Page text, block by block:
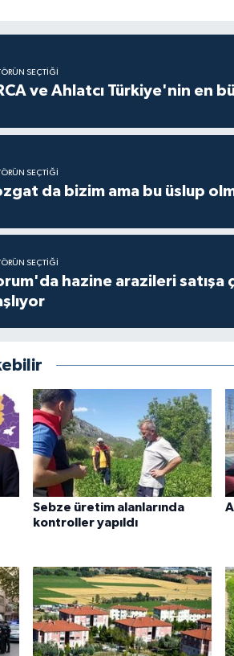
SEÇTIĞI
ve Ahlatcı Türkiye'nin en
SEÇTIĞI
da bizim ama bu üslup
SEÇTIĞI
hazine arazileri satışa
Sebze üretim alanlarında
kontroller yapıldı